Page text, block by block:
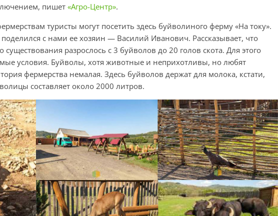
пишет «Агро-Центр».
туристы могут посетить здесь буйволиного ферму «На току».
с нами ее хозяин — Василий Иванович. Рассказывает, что
существования разрослось с 3 буйволов до 20 голов скота. Для этого
условия. Буйволы, хотя животные и неприхотливы, но любят
фермерства немалая. Здесь буйволов держат для молока, кстати,
составляет около 2000 литров.